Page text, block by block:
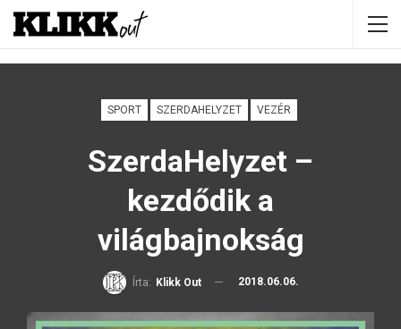
SPORT SZERDAHELYZET VEZÉR
SzerdaHelyzet –
kezdődik a
világbajnokság
Írta: Klikk Out 2018.06.06.